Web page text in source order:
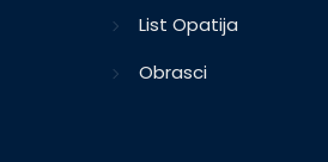
List Opatija
Obrasci